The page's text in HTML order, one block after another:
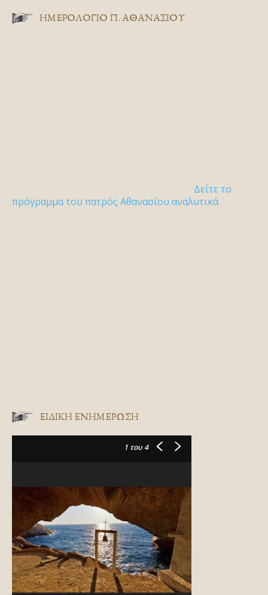
ΗΜΕΡΟΛΟΓΙΟ Π. ΑΘΑΝΑΣΙΟΥ
Δείτε το
πρόγραμμα του πατρός Αθανασίου αναλυτικά
ΕΙΔΙΚΉ ΕΝΗΜΈΡΩΣΗ
1 του 4